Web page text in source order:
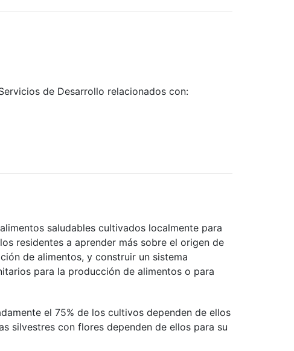
de Desarrollo relacionados con:
saludables cultivados localmente para
residentes a aprender más sobre el origen de
de alimentos, y construir un sistema
para la producción de alimentos o para
el 75% de los cultivos dependen de ellos
silvestres con flores dependen de ellos para su